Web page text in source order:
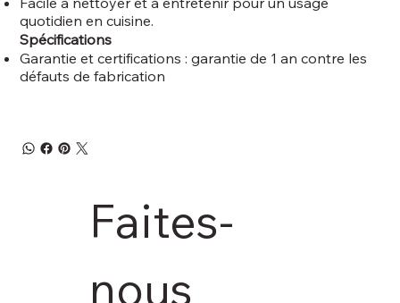
quotidien en cuisine.
Spécifications
Garantie et certifications : garantie de 1 an contre les
défauts de fabrication
Faites-
nous